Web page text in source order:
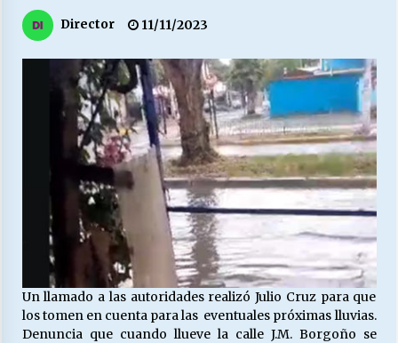
“ORGULLOSOS DE SER DC” SALUDA EL
27/07/2026
MUNICIPALIDAD, TRABAJADORES, CLIMA
LABORAL:
13/07/2026
Escuela hospitalaria El Carmen de Maipu.
25/06/2026
¿Qué habrían dicho?
23/06/2026
Director 11/11/2023
Un llamado a las autoridades realizó Julio Cruz para que
los tomen en cuenta para las eventuales próximas lluvias.
Denuncia que cuando llueve la calle J.M. Borgoño se